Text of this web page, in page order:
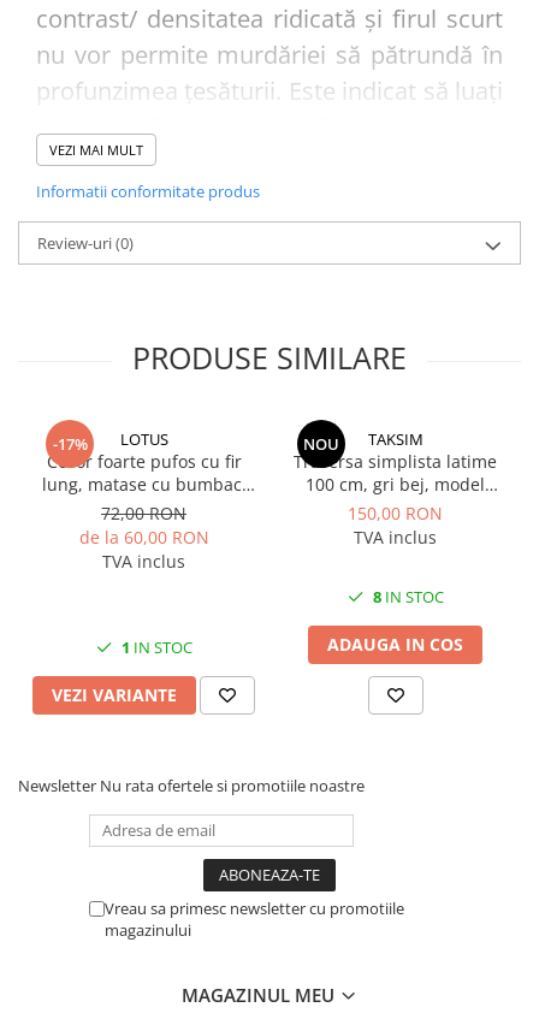
contrast/ densitatea ridicată și firul scurt
nu vor permite murdăriei să pătrundă în
profunzimea țesăturii. Este indicat să luați
un covor diferit / care să fie în contrast cu
nuanța podelei . Covorul se poate asorta
fie cu nuanța draperiilor, fie cu nuanța
tapițeriei patului/ canapelei/ scaunelor
sau îl puteți alege într-o nuanță de
culoare ambientului.
VEZI MAI MULT
Informatii conformitate produs
Review-uri(0)
PRODUSE SIMILARE
-17% LOTUS
Covor foarte pufos cu fir
lung, matase cu bumbac,
roz
72,00 RON
de la 60,00 RON
TVA inclus
1 IN STOC
VEZI VARIANTE
NOU TAKSIM
Traversa simplista latime
100 cm, gri bej, model
abstract
150,00 RON
TVA inclus
8IN STOC
ADAUGA IN COS
Newsletter Nu rata ofertele si promotiile noastre
Vreau sa primesc newsletter cu promotiile
magazinului
MAGAZINUL MEU